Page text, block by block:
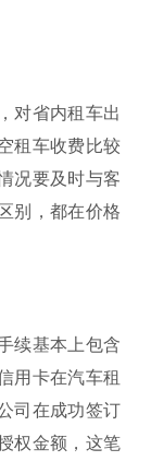
对省内租车出
租车收费比较
况要及时与客
别，都在价格
续基本上包含
用卡在汽车租
司在成功签订
权金额，这笔